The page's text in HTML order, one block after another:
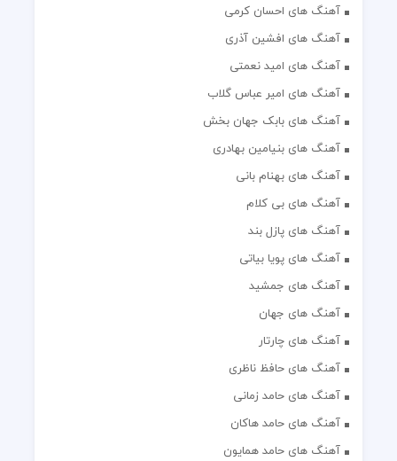
آهنگ های احسان کرمی
آهنگ های افشین آذری
آهنگ های امید نعمتی
آهنگ های امیر عباس گلاب
آهنگ های بابک جهان بخش
آهنگ های بنیامین بهادری
آهنگ های بهنام بانی
آهنگ های بی کلام
آهنگ های پازل بند
آهنگ های پویا بیاتی
آهنگ های جمشید
آهنگ های جهان
آهنگ های چارتار
آهنگ های حافظ ناظری
آهنگ های حامد زمانی
آهنگ های حامد هاکان
آهنگ های حامد همایون